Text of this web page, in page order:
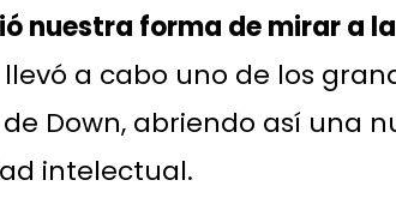
nuestra forma de mirar a
a cabo uno de los
Down, abriendo así una
intelectual.